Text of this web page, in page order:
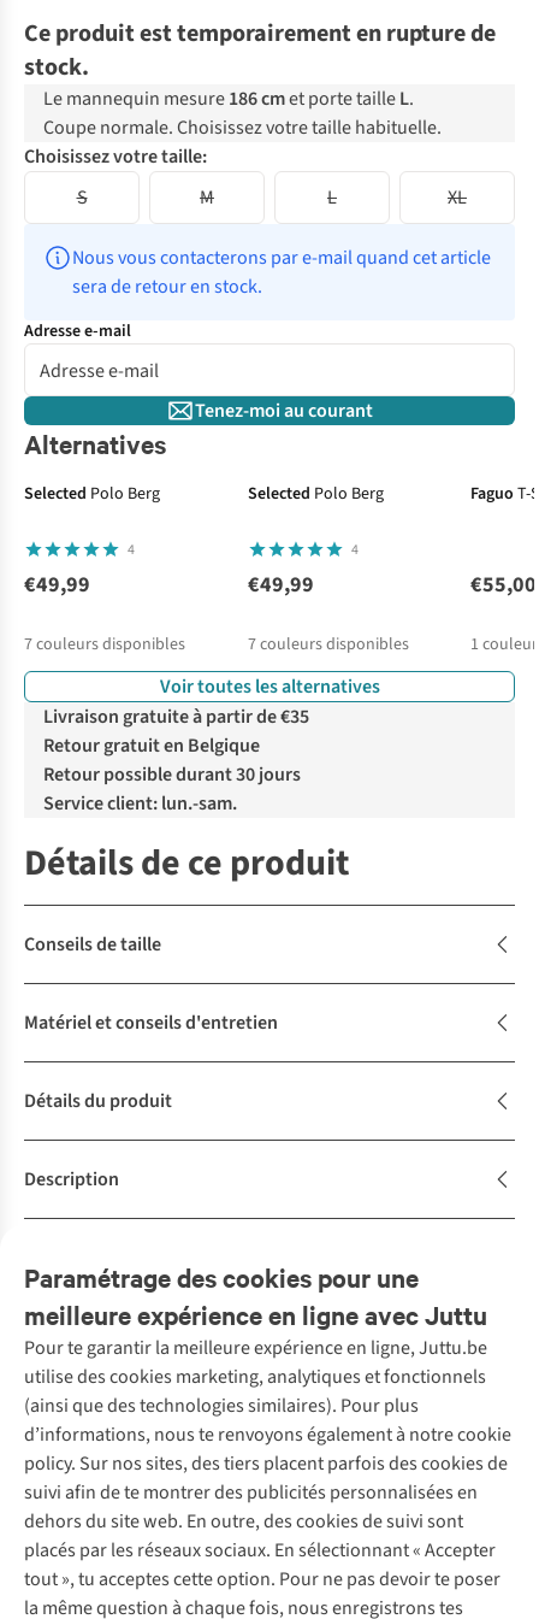
Ce produit est temporairement en rupture de
stock.
Le mannequin mesure186 cmet porte tailleL.
Coupe normale. Choisissez votre taille habituelle.
Choisissez votre taille:
S
M L XL
Nous vous contacterons par e-mail quand cet article
sera de retour en stock.
Adresse e-mail
Tenez-moi au courant
Alternatives
Selected Polo Berg
4
€49,99
7couleurs disponibles
Selected Polo Berg
4
€49,99
7couleurs disponibles
Faguo T-
€55,00
1
Voir toutes les alternatives
Livraison gratuite à partir de €35
Retour gratuit en Belgique
Retour possible durant 30 jours
Service client: lun.-sam.
Détails de ce produit
Conseils de taille
Matériel et conseils d'entretien
Détails du produit
Description
Paramétrage des cookies pour une
meilleure expérience en ligne avec Juttu
Pour te garantir la meilleure expérience en ligne, Juttu.be
utilise des cookies marketing, analytiques et fonctionnels
(ainsi que des technologies similaires). Pour plus
d’informations, nous te renvoyons également à notre cookie
policy. Sur nos sites, des tiers placent parfois des cookies de
suivi afin de te montrer des publicités personnalisées en
dehors du site web. En outre, des cookies de suivi sont
placés par les réseaux sociaux. En sélectionnant « Accepter
tout », tu acceptes cette option. Pour ne pas devoir te poser
la même question à chaque fois, nous enregistrons tes
Service client
Questions fréquentes
Commander
Payer
10 % réduction étudiants
Klarna : post-paiement
Livraison
Retourner
Nos services
Vintage - ReJUsed
Atelier de couture
Personal shopping
Boîte à vêtements
Événements / ateliers
Juttu
Qui sommes-nous ?
Juttu Friends
Abonne-toi à la newsletter